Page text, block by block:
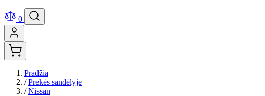
0
Pradžia
/ Prekės sandėlyje
/ Nissan